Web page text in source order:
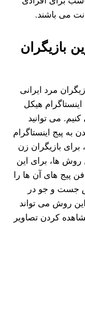
می باشند.
بازیگران
مرد ایرانی
هیکل
می توانید
به پیج اینستاگرام
برای بازیگران زن
روش ها، برای این
پیج های آن ها را
جست و جو در
این روش می تواند
کردن تصاویر